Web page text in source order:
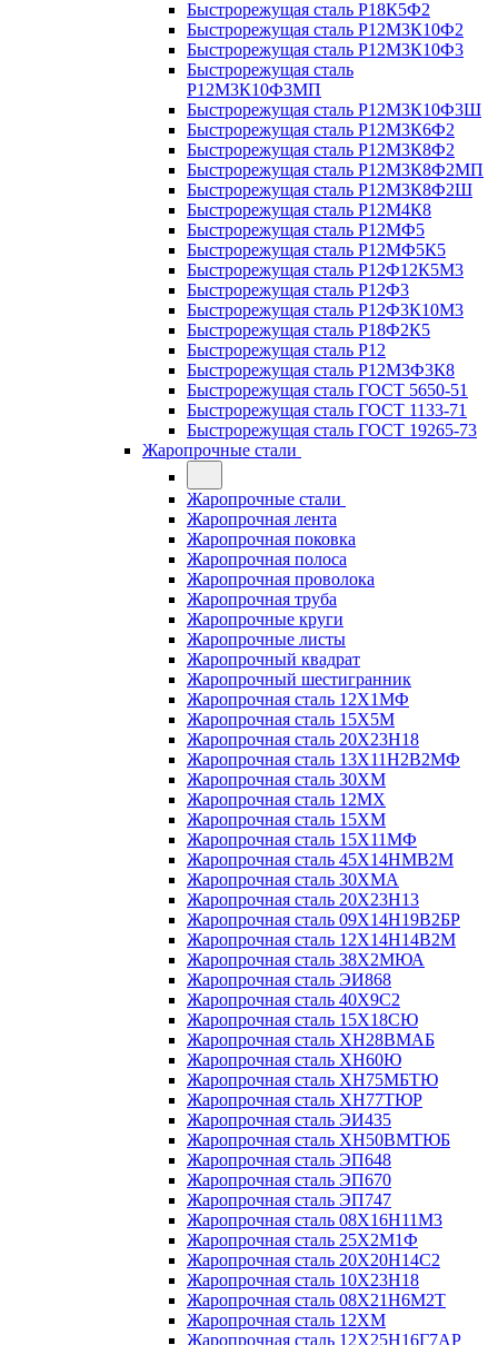
Быстрорежущая сталь Р18К5Ф2
Быстрорежущая сталь Р12М3К10Ф2
Быстрорежущая сталь Р12М3К10Ф3
Быстрорежущая сталь
Р12М3К10Ф3МП
Быстрорежущая сталь Р12М3К10Ф3Ш
Быстрорежущая сталь Р12М3К6Ф2
Быстрорежущая сталь Р12М3К8Ф2
Быстрорежущая сталь Р12М3К8Ф2МП
Быстрорежущая сталь Р12М3К8Ф2Ш
Быстрорежущая сталь Р12М4К8
Быстрорежущая сталь Р12МФ5
Быстрорежущая сталь Р12МФ5К5
Быстрорежущая сталь Р12Ф12К5М3
Быстрорежущая сталь Р12Ф3
Быстрорежущая сталь Р12Ф3К10М3
Быстрорежущая сталь Р18Ф2К5
Быстрорежущая сталь Р12
Быстрорежущая сталь Р12М3Ф3К8
Быстрорежущая сталь ГОСТ 5650-51
Быстрорежущая сталь ГОСТ 1133-71
Быстрорежущая сталь ГОСТ 19265-73
Жаропрочные стали
Жаропрочные стали
Жаропрочная лента
Жаропрочная поковка
Жаропрочная полоса
Жаропрочная проволока
Жаропрочная труба
Жаропрочные круги
Жаропрочные листы
Жаропрочный квадрат
Жаропрочный шестигранник
Жаропрочная сталь 12Х1МФ
Жаропрочная сталь 15Х5М
Жаропрочная сталь 20Х23Н18
Жаропрочная сталь 13Х11Н2В2МФ
Жаропрочная сталь 30ХМ
Жаропрочная сталь 12МХ
Жаропрочная сталь 15ХМ
Жаропрочная сталь 15Х11МФ
Жаропрочная сталь 45Х14НМВ2М
Жаропрочная сталь 30ХМА
Жаропрочная сталь 20Х23Н13
Жаропрочная сталь 09Х14Н19В2БР
Жаропрочная сталь 12Х14Н14В2М
Жаропрочная сталь 38Х2МЮА
Жаропрочная сталь ЭИ868
Жаропрочная сталь 40Х9С2
Жаропрочная сталь 15Х18СЮ
Жаропрочная сталь ХН28ВМАБ
Жаропрочная сталь ХН60Ю
Жаропрочная сталь ХН75МБТЮ
Жаропрочная сталь ХН77ТЮР
Жаропрочная сталь ЭИ435
Жаропрочная сталь ХН50ВМТЮБ
Жаропрочная сталь ЭП648
Жаропрочная сталь ЭП670
Жаропрочная сталь ЭП747
Жаропрочная сталь 08Х16Н11М3
Жаропрочная сталь 25Х2М1Ф
Жаропрочная сталь 20Х20Н14С2
Жаропрочная сталь 10Х23Н18
Жаропрочная сталь 08Х21Н6М2Т
Жаропрочная сталь 12ХМ
Жаропрочная сталь 12Х25Н16Г7АР